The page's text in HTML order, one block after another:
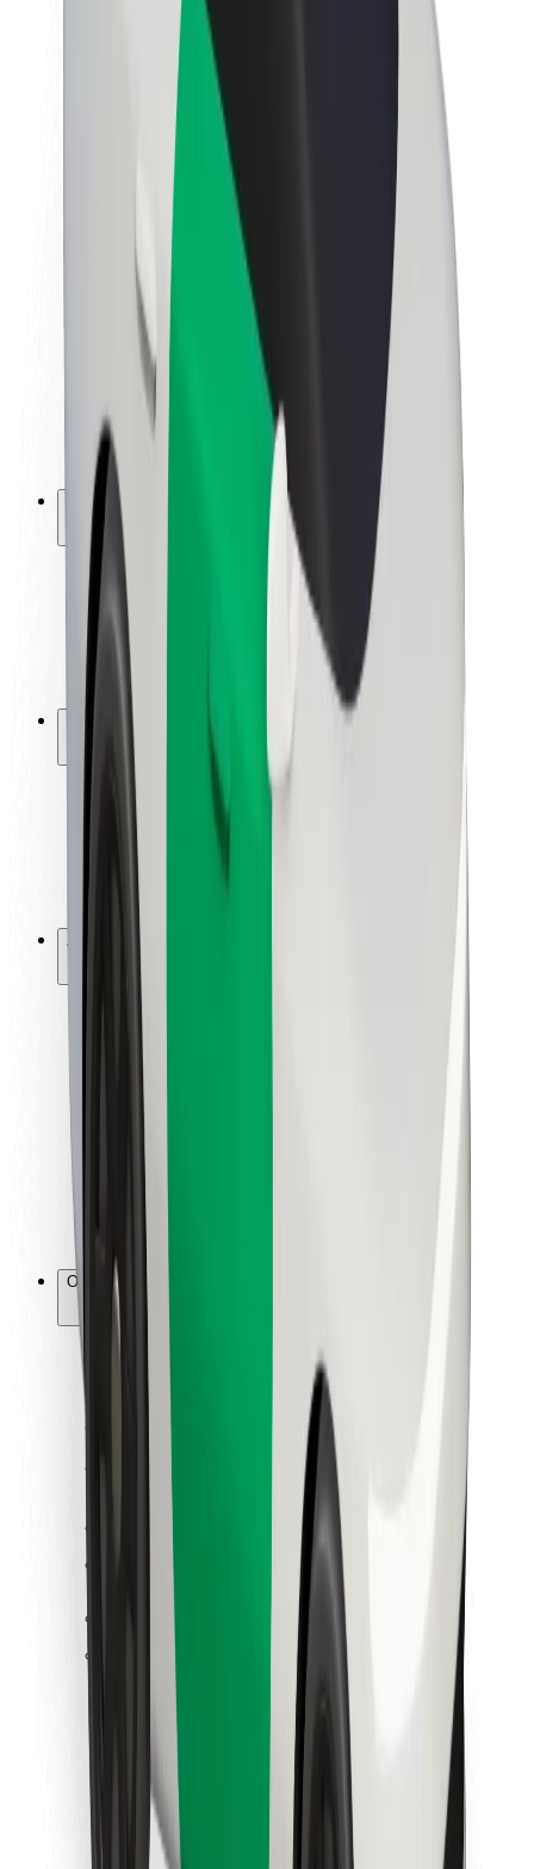
Sobre a Bolt
Sustentabilidade na Bolt
Projeto Zero
Sala de imprensa
Diretrizes da marca
Missão
Relações com investidores
Liderança
Marca
Imprensa
Fundo Urbano
Segurança
Segurança dos passageiros
Segurança dos motoristas
Segurança das trotinetes
Safety Lab
Cidades
Localizações
Soluções para as cidades
Aeroportos
Estações de carregamento da Bolt
Ajuda
Para passageiros
Para motoristas
Para estafetas
Para gestores de frota
Para restaurantes
Bolt for Business
Outros
Termos & Condições
Uma viagem em poucos minutos!
Instalar app da Bolt
Encontra o teu prato favorito!
Instalar app da Bolt Food